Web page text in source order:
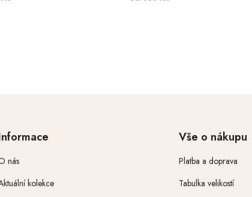
nás
kolekce
Vše o nákupu
Platba a doprava
Tabulka velikostí